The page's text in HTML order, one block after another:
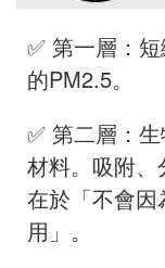
✅ 第一層：
的PM2.5。
✅ 第二層：
材料。吸附
在於「不會
用」。